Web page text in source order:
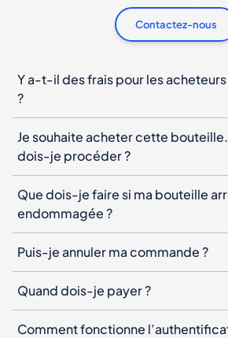
Contactez-nous
Y a-t-il des frais pour les
?
Je souhaite acheter cette
dois-je procéder ?
Que dois-je faire si ma bouteille
endommagée ?
Puis-je annuler ma commande ?
Quand dois-je payer ?
Comment fonctionne